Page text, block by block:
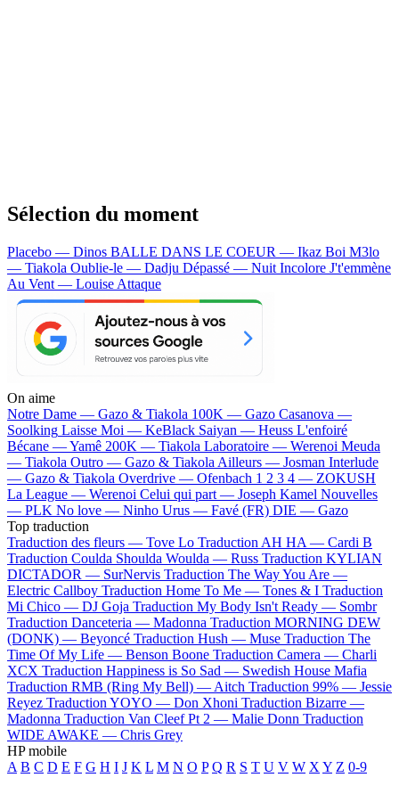
Sélection du moment
Placebo — Dinos BALLE DANS LE COEUR — Ikaz Boi M3lo
— Tiakola Oublie-le — Dadju Dépassé — Nuit Incolore J't'emmène
Au Vent — Louise Attaque
On aime
Notre Dame — Gazo & Tiakola 100K — Gazo Casanova —
Soolking Laisse Moi — KeBlack Saiyan — Heuss L'enfoiré
Bécane —Yamê 200K — Tiakola Laboratoire — Werenoi Meuda
— Tiakola Outro — Gazo & Tiakola Ailleurs — Josman Interlude
— Gazo & Tiakola Overdrive — Ofenbach 1 2 3 4 — ZOKUSH
La League — Werenoi Celui qui part — Joseph Kamel Nouvelles
— PLK No love — Ninho Urus — Favé (FR) DIE — Gazo
Top traduction
Traduction des fleurs — Tove Lo Traduction AH HA — Cardi B
Traduction Coulda Shoulda Woulda — Russ Traduction KYLIAN
DICTADOR — SurNervis Traduction The Way You Are —
Electric Callboy Traduction Home To Me — Tones & I Traduction
Mi Chico — DJ Goja Traduction My Body Isn't Ready — Sombr
Traduction Danceteria — Madonna Traduction MORNING DEW
(DONK) — Beyoncé Traduction Hush — Muse Traduction The
Time Of My Life — Benson Boone Traduction Camera — Charli
XCX Traduction Happiness is So Sad — Swedish House Mafia
Traduction RMB (Ring My Bell) — Aitch Traduction 99% — Jessie
Reyez Traduction YOYO — Don Xhoni Traduction Bizarre —
Madonna Traduction Van Cleef Pt 2 — Malie Donn Traduction
WIDE AWAKE — Chris Grey
HP mobile
A B C D E F G H I J K L M N O P Q R S T U V W X Y Z 0-9